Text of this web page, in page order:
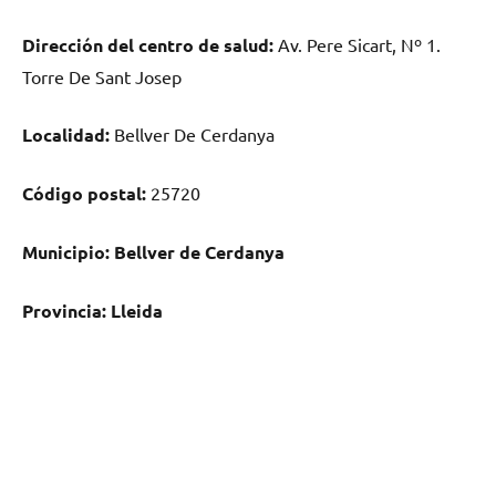
Dirección del centro dе salud: Av. Pere Sicart, Nº 1.
Torre De Sant Josep
Localidad: Bellver De Cerdanya
Código postal: 25720
Municipio: Bellver dе Cerdanya
Provincia: Lleida